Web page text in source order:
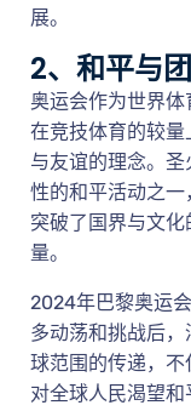
展。
2、和平与
奥运会作为世界
在竞技体育的较
与友谊的理念。
性的和平活动之一
突破了国界与文
量。
2024年巴黎奥运
多动荡和挑战后
球范围的传递，
对全球人民渴望